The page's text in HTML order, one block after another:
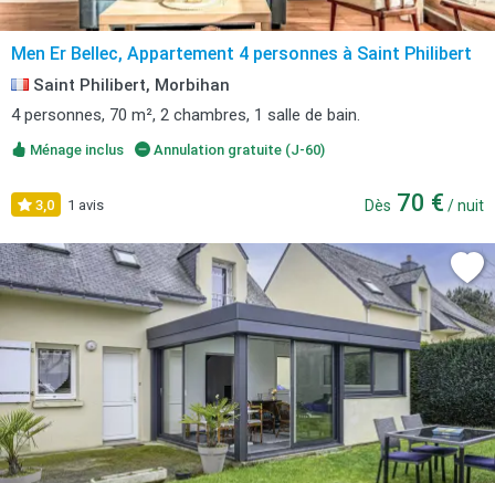
Men Er Bellec, Appartement 4 personnes à Saint Philibert
Saint Philibert, Morbihan
4 personnes, 70 m², 2 chambres, 1 salle de bain.
Ménage inclus Annulation gratuite (J-60)
3,0 1 avis Dès 70 € / nuit